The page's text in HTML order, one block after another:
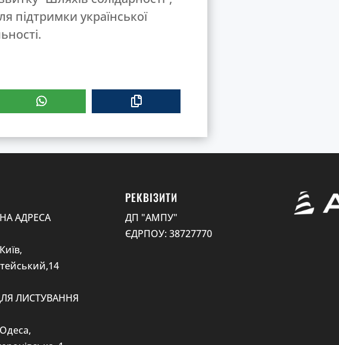
підтримки української
АДРЕСА
ЛИСТУВАННЯ
РЕКВІЗИТИ
ДП "АМПУ"
ЄДРПОУ: 38727770